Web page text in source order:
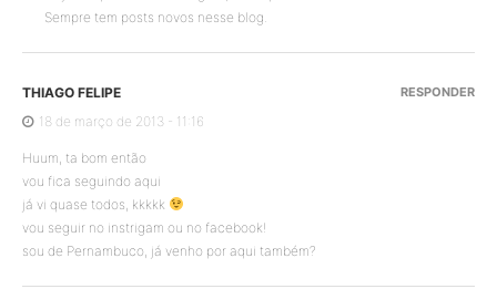
Sempre tem posts novos nesse blog.
THIAGO FELIPE
18 de março de 2013 - 11:16
Huum, ta bom então
vou fica seguindo aqui
já vi quase todos, kkkkk
vou seguir no instrigam ou no facebook!
sou de Pernambuco, já venho por aqui também?
RESPONDER